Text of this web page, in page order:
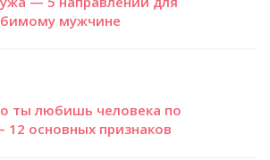
мужчине
ты любишь человека по
основных признаков